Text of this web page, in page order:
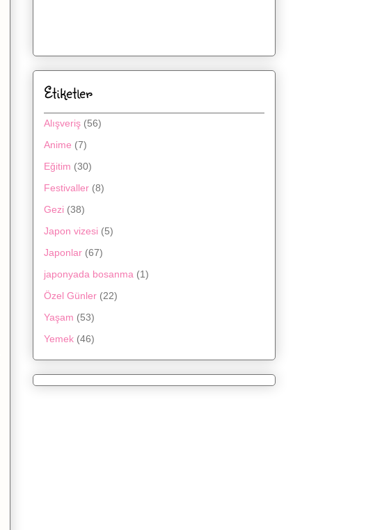
Etiketler
Alışveriş (56)
Anime (7)
Eğitim (30)
Festivaller (8)
Gezi (38)
Japon vizesi (5)
Japonlar (67)
japonyada bosanma (1)
Özel Günler (22)
Yaşam (53)
Yemek (46)